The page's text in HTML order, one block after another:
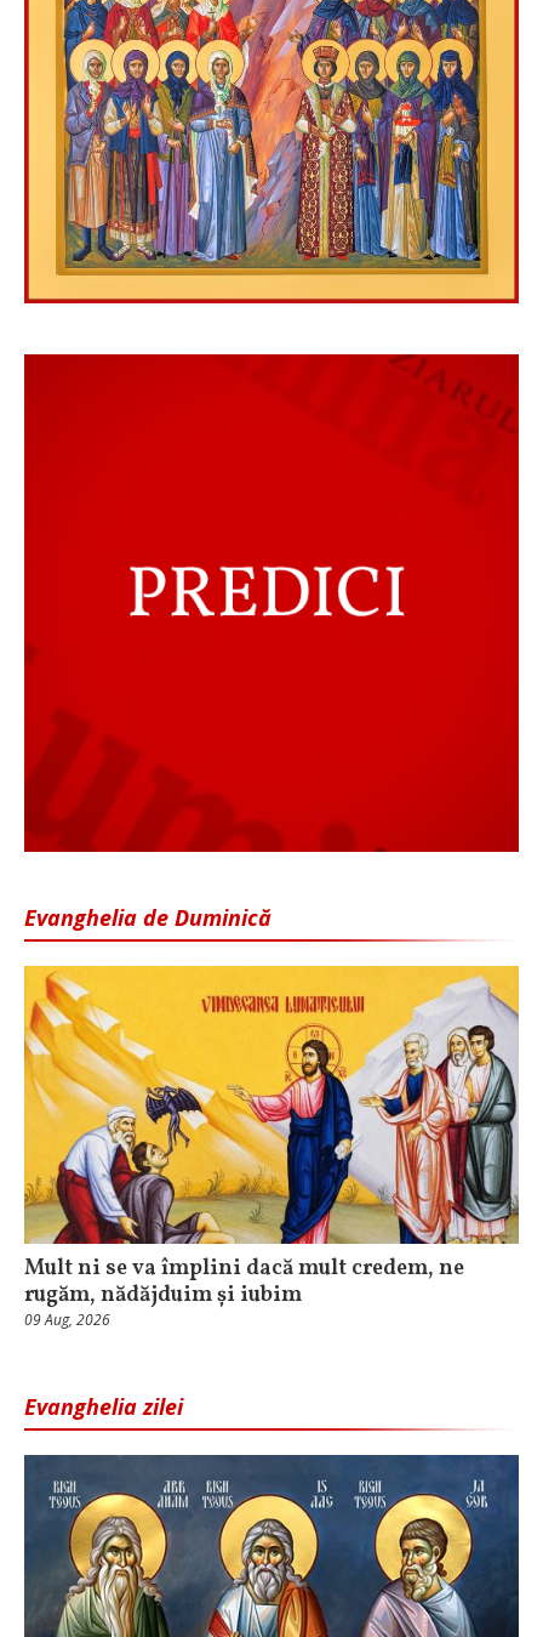
Evanghelia de Duminică
Mult ni se va împlini dacă mult credem, ne
rugăm, nădăjduim și iubim
09 Aug, 2026
Evanghelia zilei